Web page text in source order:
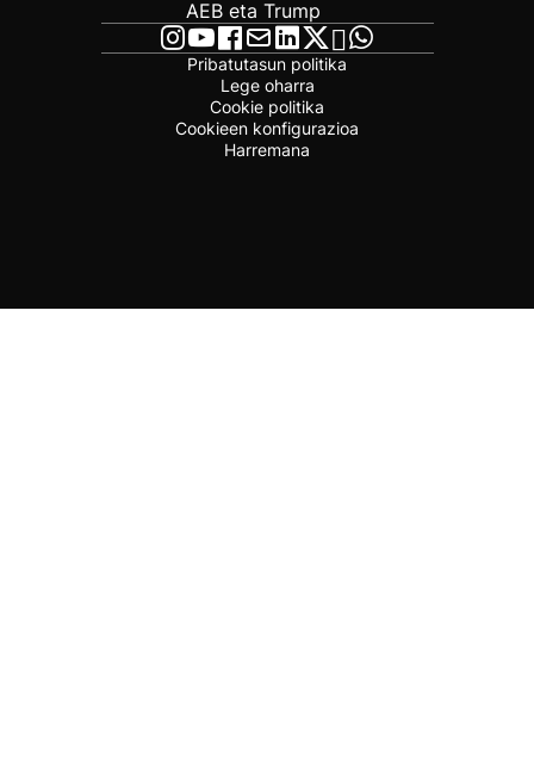
AEB eta Trump
Pribatutasun politika
Lege oharra
Cookie politika
Cookieen konfigurazioa
Harremana